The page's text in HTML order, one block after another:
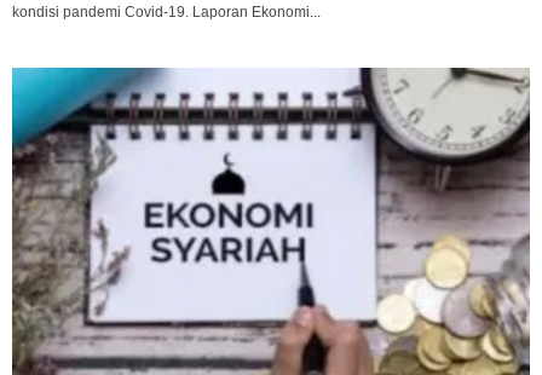
kondisi pandemi Covid-19. Laporan Ekonomi...